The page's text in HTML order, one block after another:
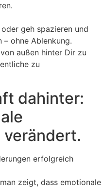
geh spazieren und
– ohne Ablenkung.
außen hinter Dir zu
zu
dahinter:
zeigt, dass emotionale